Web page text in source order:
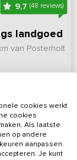
9,7(48 reviews)
landgoed
van Posterholt
cookies werkt
cookies
Als laatste
op andere
aanpassen.
Je kunt